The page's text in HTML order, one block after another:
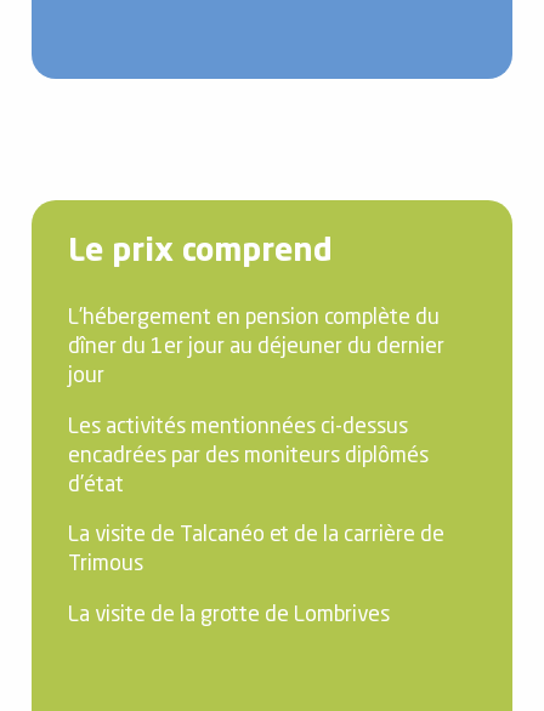
Le prix comprend
L’hébergement en pension complète du
dîner du 1er jour au déjeuner du dernier
jour
Les activités mentionnées ci-dessus
encadrées par des moniteurs diplômés
d’état
La visite de Talcanéo et de la carrière de
Trimous
La visite de la grotte de Lombrives